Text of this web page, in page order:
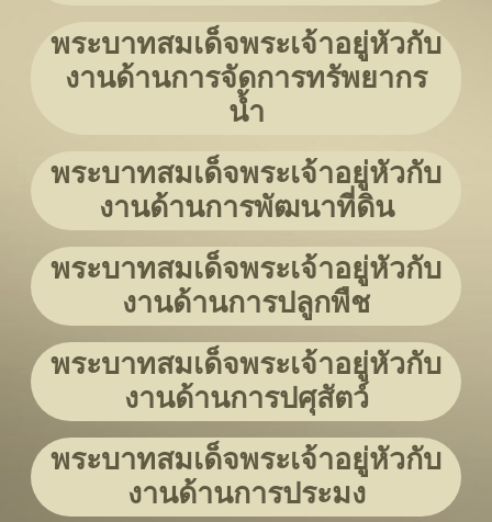
พระบาทสมเด็จพระเจ้าอยู่หัวกับ
งานด้านการจัดการทรัพยากร
น้ำ
พระบาทสมเด็จพระเจ้าอยู่หัวกับ
งานด้านการพัฒนาที่ดิน
พระบาทสมเด็จพระเจ้าอยู่หัวกับ
งานด้านการปลูกพืช
พระบาทสมเด็จพระเจ้าอยู่หัวกับ
งานด้านการปศุสัตว์
พระบาทสมเด็จพระเจ้าอยู่หัวกับ
งานด้านการประมง